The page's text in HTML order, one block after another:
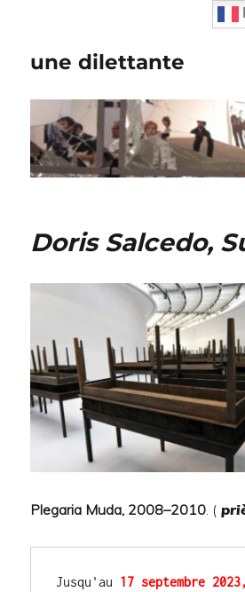
une dilettante
Doris Salcedo,
Plegaria Muda, 2008–2010. (
Jusqu'au 17 septembre